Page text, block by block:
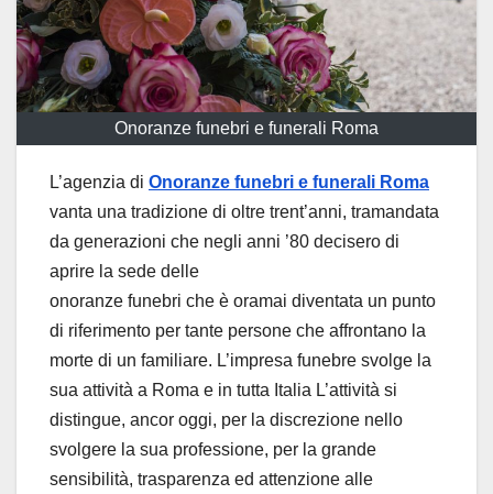
Onoranze funebri e funerali Roma
L’agenzia di Onoranze funebri e funerali Roma
vanta una tradizione di oltre trent’anni, tramandata
da generazioni che negli anni ’80 decisero di
aprire la sede delle
onoranze funebri che è oramai diventata un punto
di riferimento per tante persone che affrontano la
morte di un familiare. L’impresa funebre svolge la
sua attività a Roma e in tutta Italia L’attività si
distingue, ancor oggi, per la discrezione nello
svolgere la sua professione, per la grande
sensibilità, trasparenza ed attenzione alle